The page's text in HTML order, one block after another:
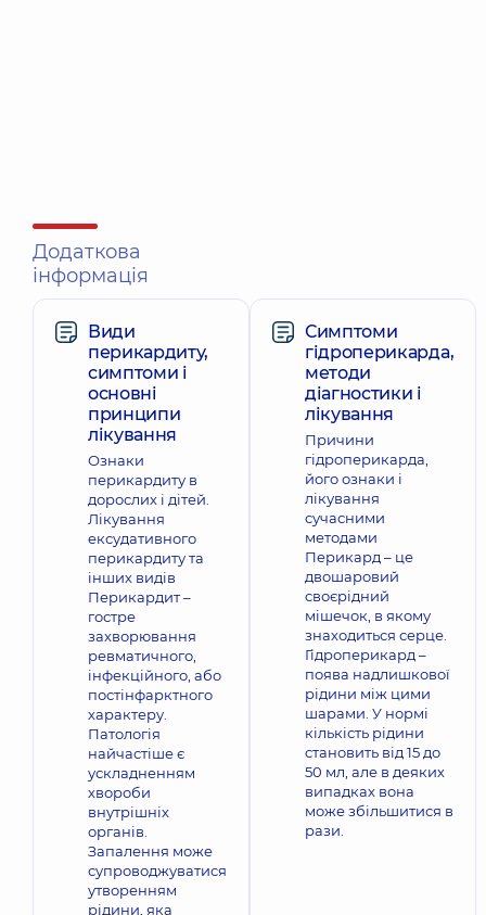
Додаткова
інформація
Види
перикардиту,
симптоми і
основні
принципи
лікування
Ознаки
перикардиту в
дорослих і дітей.
Лікування
ексудативного
перикардиту та
інших видів
Перикардит –
гостре
захворювання
ревматичного,
інфекційного, або
постінфарктного
характеру.
Патологія
найчастіше є
ускладненням
хвороби
внутрішніх
органів.
Запалення може
супроводжуватися
утворенням
рідини, яка
Симптоми
гідроперикарда,
методи
діагностики і
лікування
Причини
гідроперикарда,
його ознаки і
лікування
сучасними
методами
Перикард – це
двошаровий
своєрідний
мішечок, в якому
знаходиться серце.
Гідроперикард –
поява надлишкової
рідини між цими
шарами. У нормі
кількість рідини
становить від 15 до
50 мл, але в деяких
випадках вона
може збільшитися в
рази.